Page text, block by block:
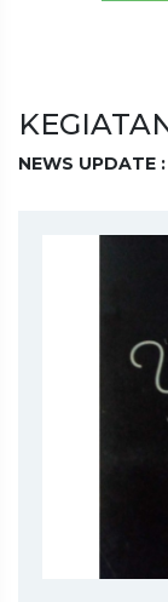
NEWS UPDATE :
SMKI ASSALAM...
PPDB tahun
GELOMBANG 3
GELOMBANG 2
ASSALAM
(UPDATE)